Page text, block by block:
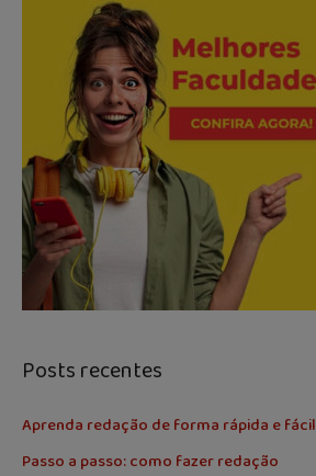
Posts recentes
Aprenda redação de forma rápida e fácil
Passo a passo: como fazer redação